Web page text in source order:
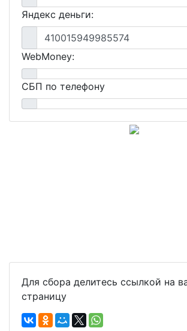
Яндекс деньги:
410015949985574
WebMoney:
СБП по телефону
Для сбора делитесь ссылкой на
страницу